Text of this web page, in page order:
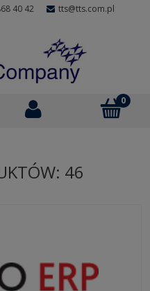
40 42 tts@tts.com.pl
46